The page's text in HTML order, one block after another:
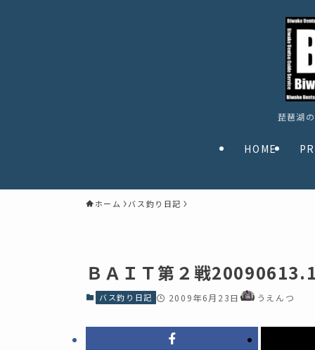
琵琶湖
HOME
ホーム バス釣り日記
ＢＡＩＴ第２戦
バス釣り日記 2009年6月23日 うえんつ